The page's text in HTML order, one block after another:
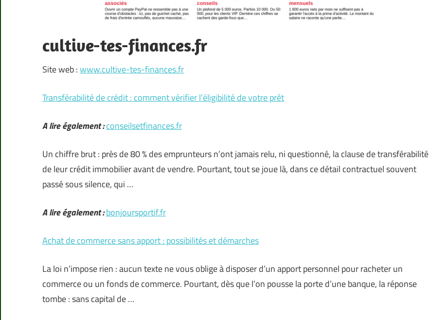
cultive-tes-finances.fr
Site web :www.cultive-tes-finances.fr
Transférabilité de crédit : comment vérifier l’éligibilité de votre prêt
A lire également :conseilsetfinances.fr
Un chiffre brut : près de 80 % des emprunteurs n’ont jamais relu, ni questionné, la clause de transférabilité
de leur crédit immobilier avant de vendre. Pourtant, tout se joue là, dans ce détail contractuel souvent
passé sous silence, qui …
A lire également :bonjoursportif.fr
Achat de commerce sans apport : possibilités et démarches
La loi n’impose rien : aucun texte ne vous oblige à disposer d’un apport personnel pour racheter un
commerce ou un fonds de commerce. Pourtant, dès que l’on pousse la porte d’une banque, la réponse
tombe : sans capital de …